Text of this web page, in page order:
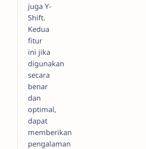
juga Y-
Shift.
Kedua
fitur
ini jika
digunakan
secara
benar
dan
optimal,
dapat
memberikan
pengalaman